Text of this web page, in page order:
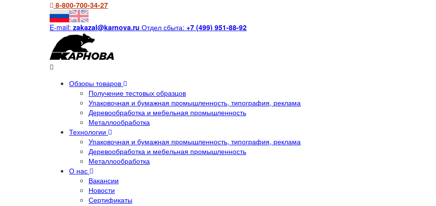
8-800-700-34-27
E-mail: zakazal@karnova.ru Отдел сбыта: +7 (499) 951-88-92
Обзоры товаров
Получение тестовых образцов
Упаковочная и бумажная промышленность, типография, реклама
Деревообработка и мебельная промышленность
Металлообработка
Технологии
Упаковочная и бумажная промышленность, типография, реклама
Деревообработка и мебельная промышленность
Металлообработка
О нас
Вакансии
Новости
Сертификаты